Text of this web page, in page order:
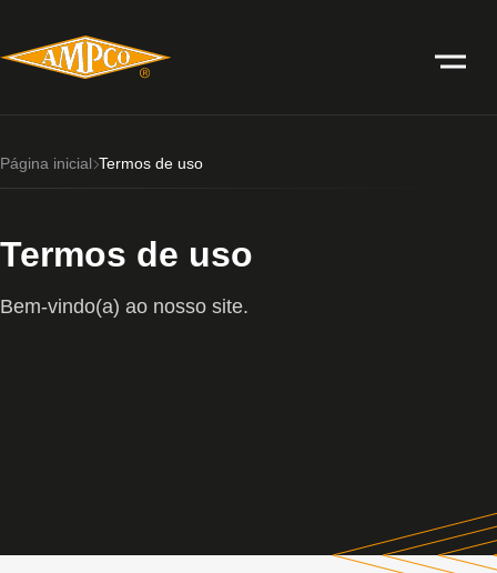
Página inicial Termos de uso
Termos de uso
Bem-vindo(a) ao nosso site.